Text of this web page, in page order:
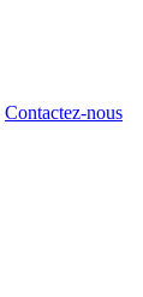
Contactez-nous